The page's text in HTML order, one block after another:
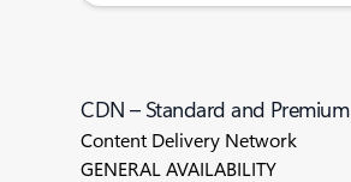
CDN – Standard and
Content Delivery Network
GENERAL AVAILABILITY